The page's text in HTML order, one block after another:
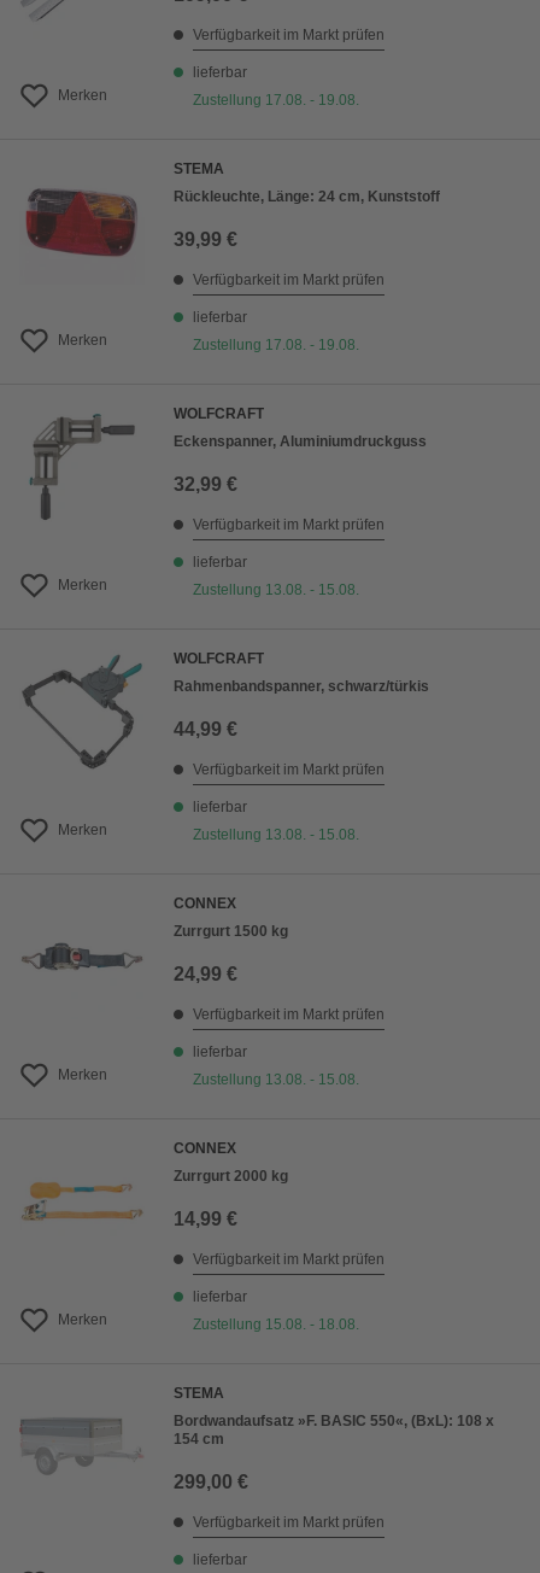
Merken
Verfügbarkeit im Markt prüfen
lieferbar
Zustellung 17.08. - 19.08.
Merken
STEMA
Rückleuchte, Länge: 24 cm, Kunststoff
39,99 €
Verfügbarkeit im Markt prüfen
lieferbar
Zustellung 17.08. - 19.08.
Merken
WOLFCRAFT
Eckenspanner, Aluminiumdruckguss
32,99 €
Verfügbarkeit im Markt prüfen
lieferbar
Zustellung 13.08. - 15.08.
Merken
WOLFCRAFT
Rahmenbandspanner, schwarz/türkis
44,99 €
Verfügbarkeit im Markt prüfen
lieferbar
Zustellung 13.08. - 15.08.
Merken
CONNEX
Zurrgurt 1500 kg
24,99 €
Verfügbarkeit im Markt prüfen
lieferbar
Zustellung 13.08. - 15.08.
Merken
CONNEX
Zurrgurt 2000 kg
14,99 €
Verfügbarkeit im Markt prüfen
lieferbar
Zustellung 15.08. - 18.08.
STEMA
Bordwandaufsatz »F. BASIC 550«, (BxL): 108 x
154 cm
299,00 €
Verfügbarkeit im Markt prüfen
lieferbar